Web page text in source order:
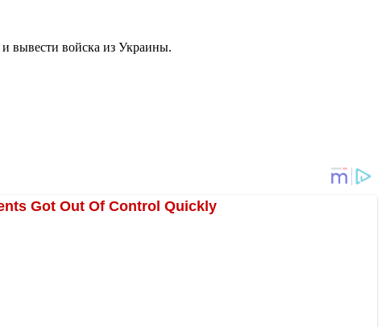
и вывести войска из Украины.